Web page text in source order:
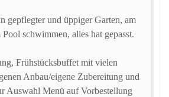
gepflegter und üppiger Garten, am
schwimmen, alles hat gepasst.
Frühstücksbuffet mit vielen
Anbau/eigene Zubereitung und
Auswahl Menü auf Vorbestellung